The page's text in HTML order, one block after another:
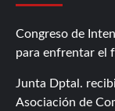
Congreso de
para enfrentar el
Junta Dptal.
Asociación de